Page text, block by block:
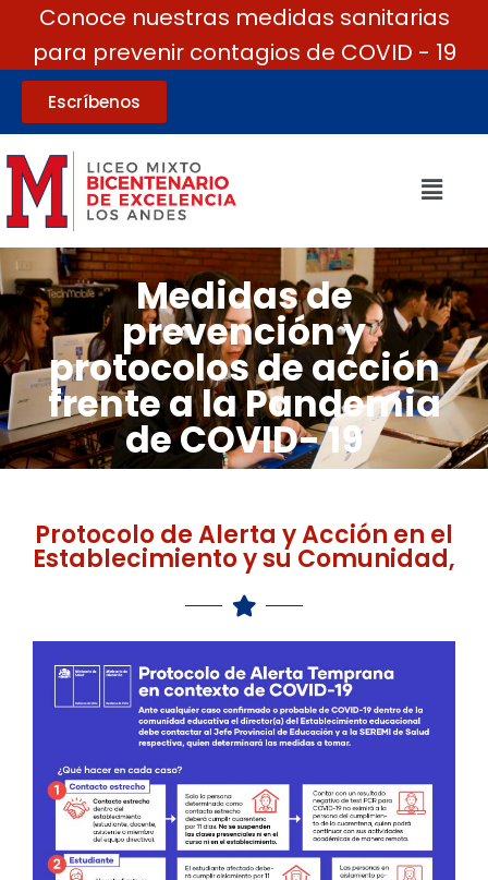
Conoce nuestras medidas sanitarias
para prevenir contagios de COVID - 19
Escríbenos
Medidas de
prevención y
protocolos de acción
frente a la Pandemia
de COVID- 19
Protocolo de Alerta y Acción en el
Establecimiento y su Comunidad,